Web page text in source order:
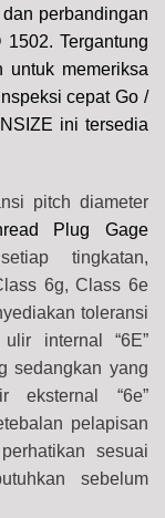
perbandingan
Tergantung
memeriksa
cepat Go /
ini tersedia
pitch diameter
Plug Gage
tingkatan,
6g, Class 6e
toleransi
internal “6E”
sedangkan yang
eksternal “6e”
pelapisan
sesuai
sebelum